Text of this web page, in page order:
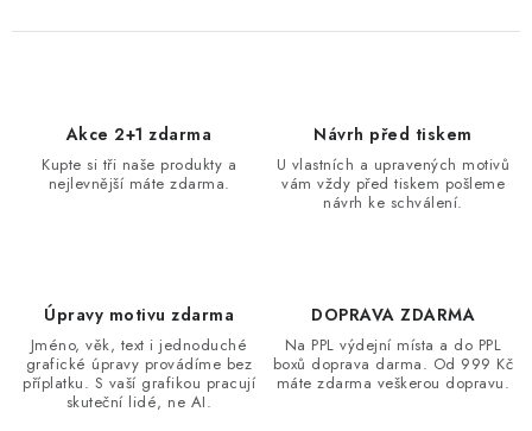
Akce 2+1 zdarma
Kupte si tři naše produkty a
nejlevnější máte zdarma.
Návrh před tiskem
U vlastních a upravených motivů
vám vždy před tiskem pošleme
návrh ke schválení.
Úpravy motivu zdarma
Jméno, věk, text i jednoduché
grafické úpravy provádíme bez
příplatku. S vaší grafikou pracují
skuteční lidé, ne AI.
DOPRAVA ZDARMA
Na PPL výdejní místa a do PPL
boxů doprava darma. Od 999 Kč
máte zdarma veškerou dopravu.